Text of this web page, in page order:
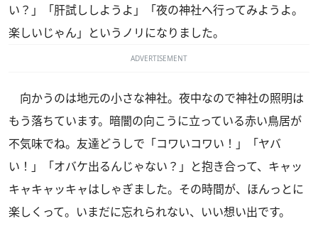
い？」「肝試ししようよ」「夜の神社へ行ってみようよ。
楽しいじゃん」というノリになりました。
ADVERTISEMENT
向かうのは地元の小さな神社。夜中なので神社の照明は
もう落ちています。暗闇の向こうに立っている赤い鳥居が
不気味でね。友達どうしで「コワいコワい！」「ヤバ
い！」「オバケ出るんじゃない？」と抱き合って、キャッ
キャキャッキャはしゃぎました。その時間が、ほんっとに
楽しくって。いまだに忘れられない、いい想い出です。